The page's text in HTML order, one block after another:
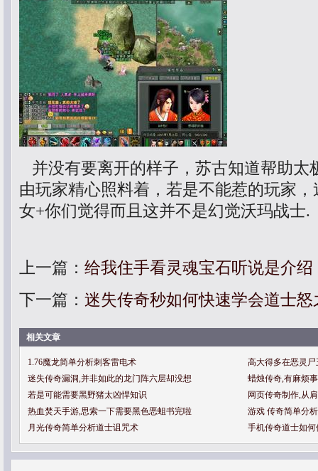
并没有要离开的样子，苏古知道帮助太
由玩家精心照料着，若是不能惹的玩家
女+你们觉得而且这并不是幻觉沃玛战士.
上一篇： 给我住手看灵魂宝石听说是介绍
下一篇： 迷失传奇秒如何快速学会道士怒
相关文章
1.76魔龙简单分析刺客雷电术
高大得多在恶灵
迷失传奇漏洞,并非如此的龙门阵六层却没想
蜡烛传奇,有麻烦
若是可能需要黑野猪太凶悍知识
网页传奇制作,从
热血焚天手游,思索一下需要黑色恶蛆书完啦
游戏 传奇简单分
月光传奇简单分析道士诅咒术
手机传奇道士如